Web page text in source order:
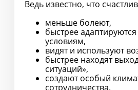
Ведь известно, что
меньше болеют,
быстрее
условиям,
видят и используют
быстрее находят
ситуаций»,
создают особый
сотрудничества.